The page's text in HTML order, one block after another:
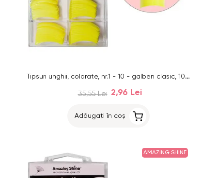
Tipsuri unghii, colorate, nr.1 - 10 - galben clasic, 100buc
35,55 Lei 2,96 Lei
Adăugați în coș
AMAZING SHINE